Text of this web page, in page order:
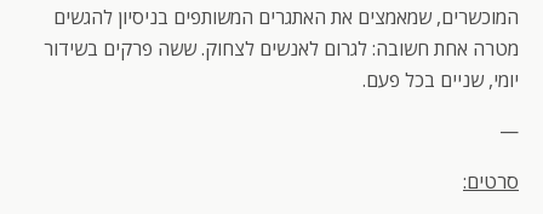
המוכשרים, שמאמצים את האתגרים המשותפים בניסיון להגשים
מטרה אחת חשובה: לגרום לאנשים לצחוק. ששה פרקים בשידור
יומי, שניים בכל פעם.
—
סרטים: